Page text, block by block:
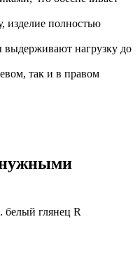
изделие полностью
выдерживают нагрузку до
так и в правом
нужными
белый глянец R